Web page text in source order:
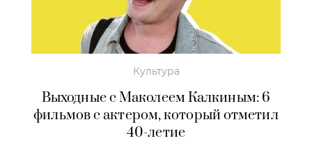
Культура
Выходные с Маколеем Калкиным: 6
фильмов с актером, который отметил
40-летие